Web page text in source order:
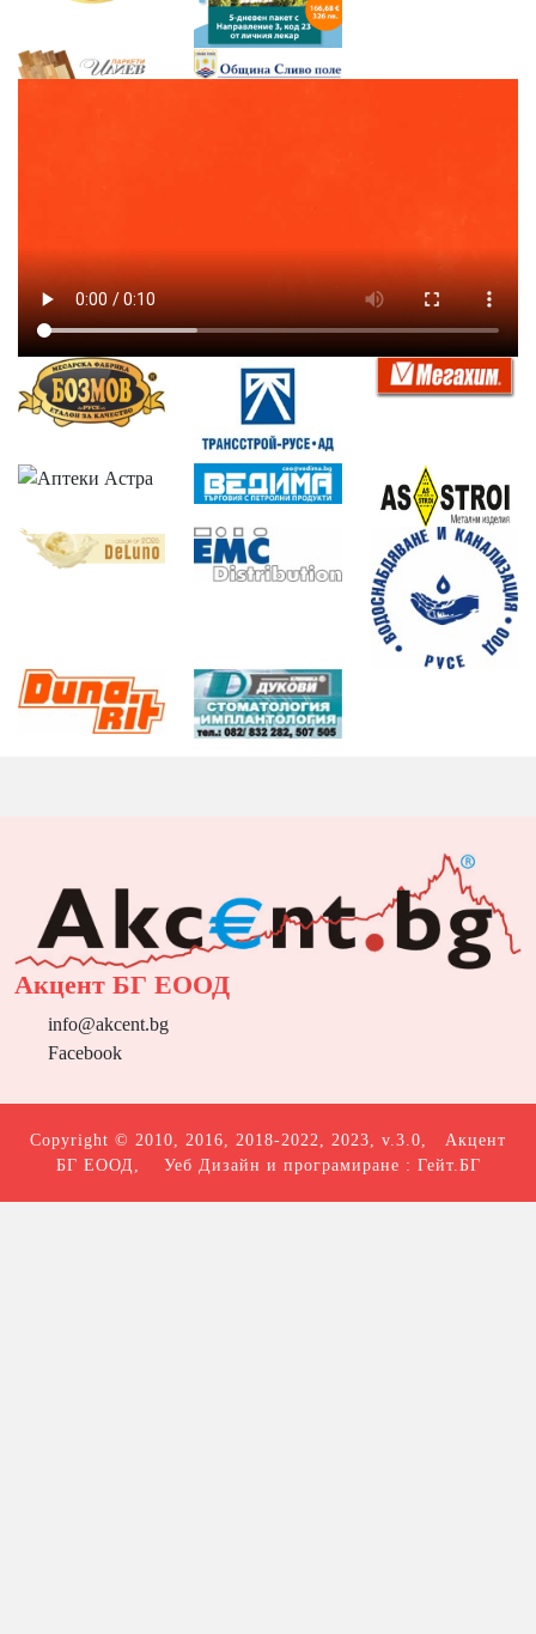
Акцент БГ ЕООД
info@akcent.bg
Facebook
Copyright © 2010, 2016, 2018-2022, 2023, v.3.0, Акцент
БГ ЕООД , Уеб Дизайн и програмиране : Гейт.БГ